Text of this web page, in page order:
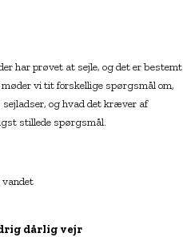
har prøvet at sejle, og det er bestemt
vi tit forskellige spørgsmål om,
og hvad det kræver af
stillede spørgsmål.
dårlig vejr